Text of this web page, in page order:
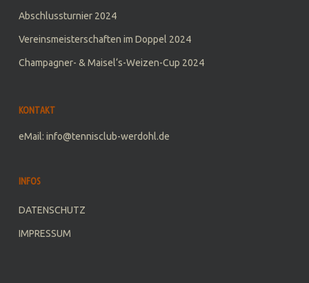
Abschlussturnier 2024
Vereinsmeisterschaften im Doppel 2024
Champagner- & Maisel‘s-Weizen-Cup 2024
KONTAKT
eMail: info@tennisclub-werdohl.de
INFOS
DATENSCHUTZ
IMPRESSUM